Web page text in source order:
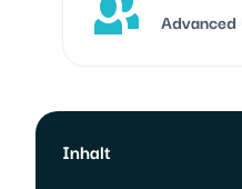
Advanced
Inhalt